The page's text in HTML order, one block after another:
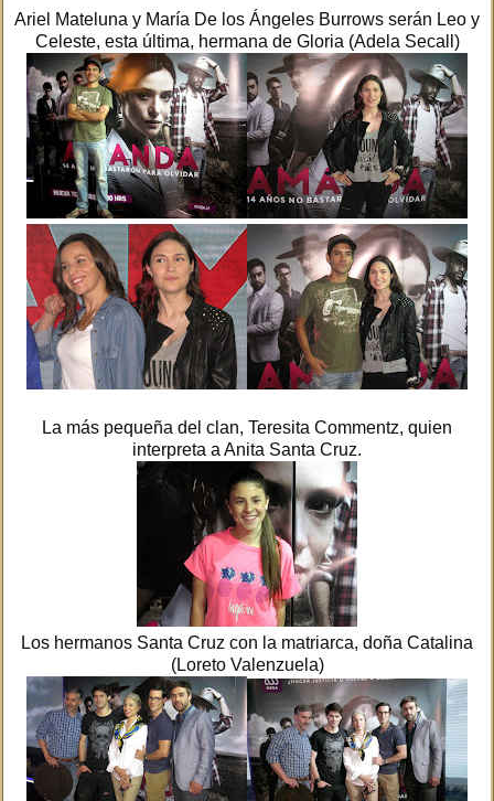
Ariel Mateluna y María De los Ángeles Burrows serán Leo y
Celeste, esta última, hermana de Gloria (Adela Secall)
La más pequeña del clan, Teresita Commentz, quien
interpreta a Anita Santa Cruz.
Los hermanos Santa Cruz con la matriarca, doña Catalina
(Loreto Valenzuela)